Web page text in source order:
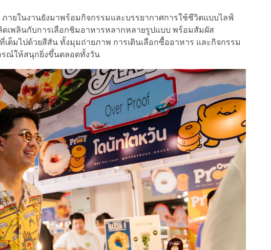
ยในงานยังมาพร้อมกิจกรรมและบรรยากาศการใช้ชีวิตแบบไลฟ์
ดเพลินกับการเลือกชิมอาหารหลากหลายรูปแบบ พร้อมสัมผัส
ต็มไปด้วยสีสัน ทั้งมุมถ่ายภาพ การเดินเลือกซื้ออาหาร และกิจกรรม
รณ์ให้สนุกยิ่งขึ้นตลอดทั้งวัน